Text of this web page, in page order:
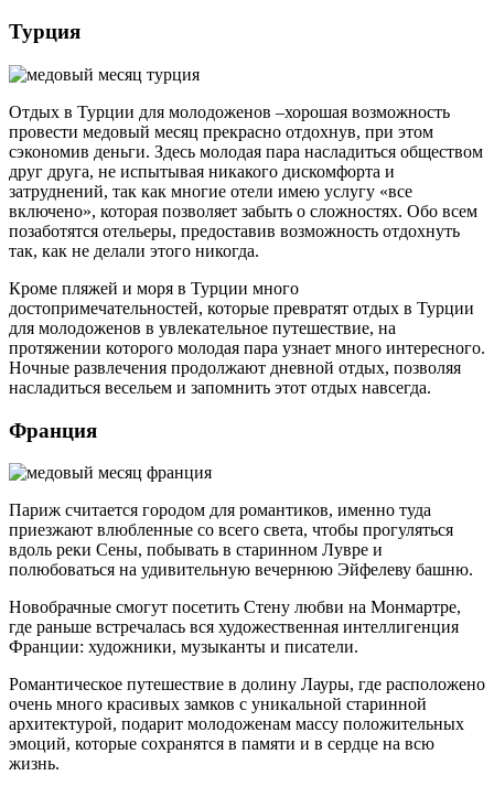
Турция
Отдых в Турции для молодоженов –хорошая возможность
провести медовый месяц прекрасно отдохнув, при этом
сэкономив деньги. Здесь молодая пара насладиться обществом
друг друга, не испытывая никакого дискомфорта и
затруднений, так как многие отели имею услугу «все
включено», которая позволяет забыть о сложностях. Обо всем
позаботятся отельеры, предоставив возможность отдохнуть
так, как не делали этого никогда.
Кроме пляжей и моря в Турции много
достопримечательностей, которые превратят отдых в Турции
для молодоженов в увлекательное путешествие, на
протяжении которого молодая пара узнает много интересного.
Ночные развлечения продолжают дневной отдых, позволяя
насладиться весельем и запомнить этот отдых навсегда.
Франция
Париж считается городом для романтиков, именно туда
приезжают влюбленные со всего света, чтобы прогуляться
вдоль реки Сены, побывать в старинном Лувре и
полюбоваться на удивительную вечернюю Эйфелеву башню.
Новобрачные смогут посетить Стену любви на Монмартре,
где раньше встречалась вся художественная интеллигенция
Франции: художники, музыканты и писатели.
Романтическое путешествие в долину Лауры, где расположено
очень много красивых замков с уникальной старинной
архитектурой, подарит молодоженам массу положительных
эмоций, которые сохранятся в памяти и в сердце на всю
жизнь.